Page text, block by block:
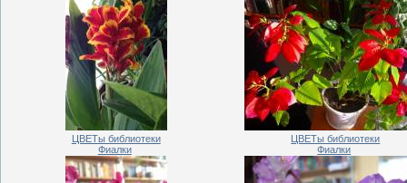
ЦВЕТы библиотеки
ЦВЕТы библиотеки
Фиалки
Фиалки